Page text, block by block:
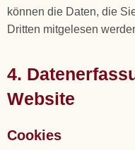
können die Daten, die
Dritten mitgelesen
4.
Website
Cookies